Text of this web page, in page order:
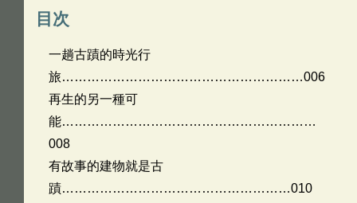
目次
一趟古蹟的時光行
旅…………………………………………………006
再生的另一種可
能……………………………………………………
008
有故事的建物就是古
蹟………………………………………………010